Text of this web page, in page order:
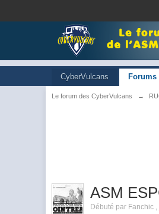
CyberVulcans Forums
Le forum des CyberVulcans →
ASM
Débuté par Fanchic ,